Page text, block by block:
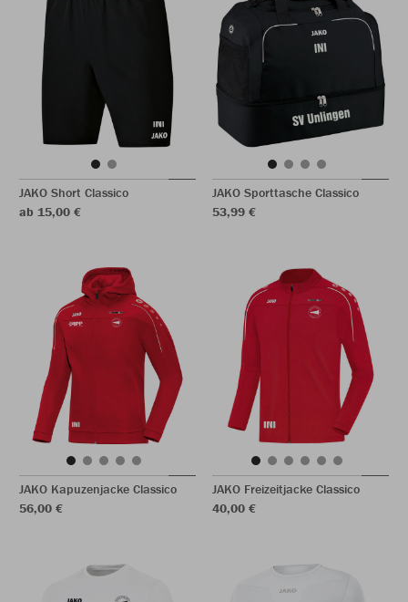
JAKO Short Classico
ab 15,00 €
JAKO Sporttasche Classico
53,99 €
JAKO Kapuzenjacke Classico
56,00 €
JAKO Freizeitjacke Classico
40,00 €